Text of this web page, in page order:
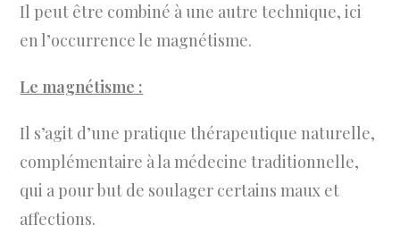
Il peut être combiné à une autre technique, ici
en l’occurrence le magnétisme.
Le magnétisme :
Il s’agit d’une pratique thérapeutique naturelle,
complémentaire à la médecine traditionnelle,
qui a pour but de soulager certains maux et
affections.